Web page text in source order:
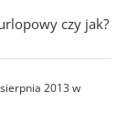
czy jak?
2013 w